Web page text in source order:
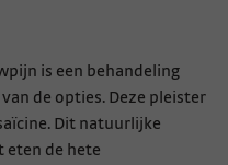
is een behandeling
de opties. Deze pleister
Dit natuurlijke
eten de hete